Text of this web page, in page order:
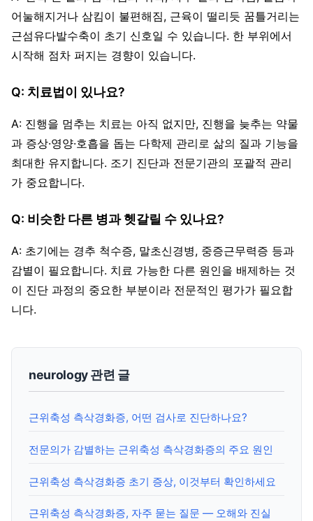
어눌해지거나 삼킴이 불편해짐, 근육이 떨리듯 꿈틀거리는
근섬유다발수축이 초기 신호일 수 있습니다. 한 부위에서
시작해 점차 퍼지는 경향이 있습니다.
Q: 치료법이 있나요?
A: 진행을 멈추는 치료는 아직 없지만, 진행을 늦추는 약물
과 증상·영양·호흡을 돕는 다학제 관리로 삶의 질과 기능을
최대한 유지합니다. 조기 진단과 전문기관의 포괄적 관리
가 중요합니다.
Q: 비슷한 다른 병과 헷갈릴 수 있나요?
A: 초기에는 경추 척수증, 말초신경병, 중증근무력증 등과
감별이 필요합니다. 치료 가능한 다른 원인을 배제하는 것
이 진단 과정의 중요한 부분이라 전문적인 평가가 필요합
니다.
neurology 관련 글
근위축성 측삭경화증, 어떤 검사로 진단하나요?
전문의가 감별하는 근위축성 측삭경화증의 주요 원인
근위축성 측삭경화증 초기 증상, 이것부터 확인하세요
근위축성 측삭경화증, 자주 묻는 질문 — 오해와 진실